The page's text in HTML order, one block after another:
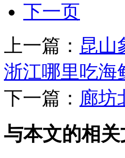
下一页
上一篇： 昆山
浙江哪里吃海
下一篇： 廊坊
与本文的相